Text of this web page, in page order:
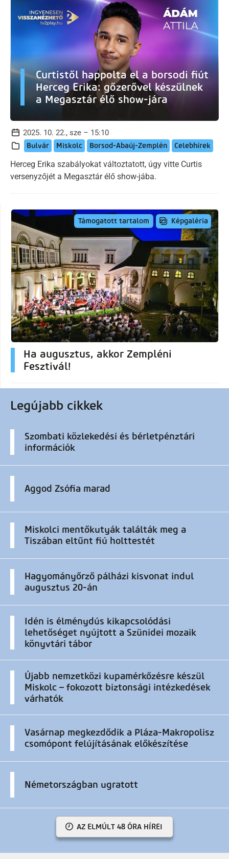
Curtistől happolta el a borsodi fiút
Herceg Erika: gőzerővel készülnek
a Megasztár élő show-jára
2025. 10. 22., sze – 15:10
Bulvár Miskolc Borsod-Abaúj-Zemplén Celebhírek
Herceg Erika szabályokat változtatott, úgy vitte Curtis
versenyzőjét a Megasztár élő show-jába.
Támogatott tartalom Képgaléria
Ha augusztus, akkor Zempléni
Fesztivál!
Legújabb cikkek
Szombati közlekedési és bérletpénztári
információk
Aggod Zsófia marad
Miskolci mentőkutyák találták meg a
Tiszában eltűnt fiú holttestét
Hagyományőrző pálházi kisvonat indul
augusztus 20-án
Idén is élménydús kikapcsolódási
lehetőséget nyújtott a Szünidei mozaik
könyvtári tábor
Újabb nemzetközi kupamérkőzésre készül
Miskolc – fokozott biztonsági intézkedések
várhatók
Vasárnap megkezdődik a Pláza-Makropolisz
csomópont felújításának előkészítése
Németországban ugratott
AZ ELMÚLT 48 ÓRA HÍREI